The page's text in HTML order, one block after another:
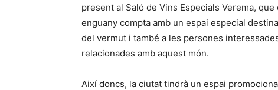
present al Saló de Vins Especials Verema,
enguany compta amb un espai especial
del vermut i també a les persones
relacionades amb aquest món.
Així doncs, la ciutat tindrà un espai